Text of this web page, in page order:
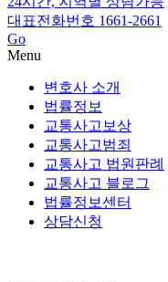
대표전화번호 1661-2661
Go
Menu
변호사 소개
법률정보
교통사고보상
교통사고범죄
교통사고 법원판례
교통사고 블로그
법률정보센터
상담신청